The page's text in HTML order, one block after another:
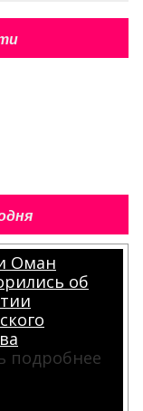
Оман
об
подробнее